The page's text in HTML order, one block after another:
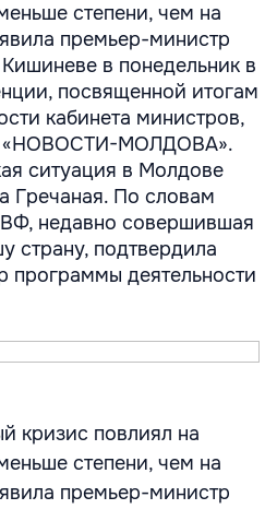
степени, чем на
премьер-министр
в понедельник в
посвященной итогам
кабинета министров,
«НОВОСТИ-МОЛДОВА».
ситуация в Молдове
Гречаная. По словам
недавно совершившая
страну, подтвердила
программы деятельности
кризис повлиял на
степени, чем на
премьер-министр